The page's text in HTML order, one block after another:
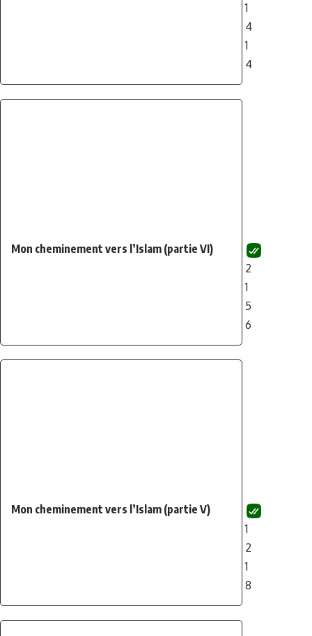
1
4
1
4
Mon cheminement vers l’Islam (partie VI)
2
1
5
6
Mon cheminement vers l’Islam (partie V)
1
2
1
8